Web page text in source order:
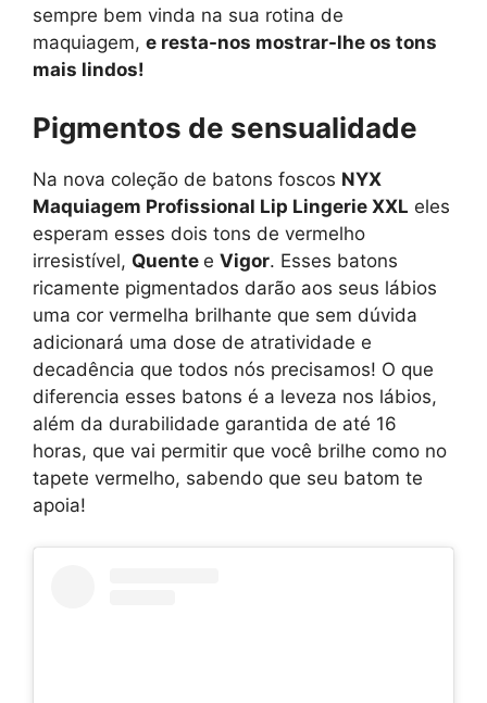
sempre bem vinda na sua rotina de
maquiagem, e resta-nos mostrar-lhe os tons
mais lindos!
Pigmentos de sensualidade
Na nova coleção de batons foscos NYX
Maquiagem Profissional Lip Lingerie XXL eles
esperam esses dois tons de vermelho
irresistível, Quente e Vigor. Esses batons
ricamente pigmentados darão aos seus lábios
uma cor vermelha brilhante que sem dúvida
adicionará uma dose de atratividade e
decadência que todos nós precisamos! O que
diferencia esses batons é a leveza nos lábios,
além da durabilidade garantida de até 16
horas, que vai permitir que você brilhe como no
tapete vermelho, sabendo que seu batom te
apoia!